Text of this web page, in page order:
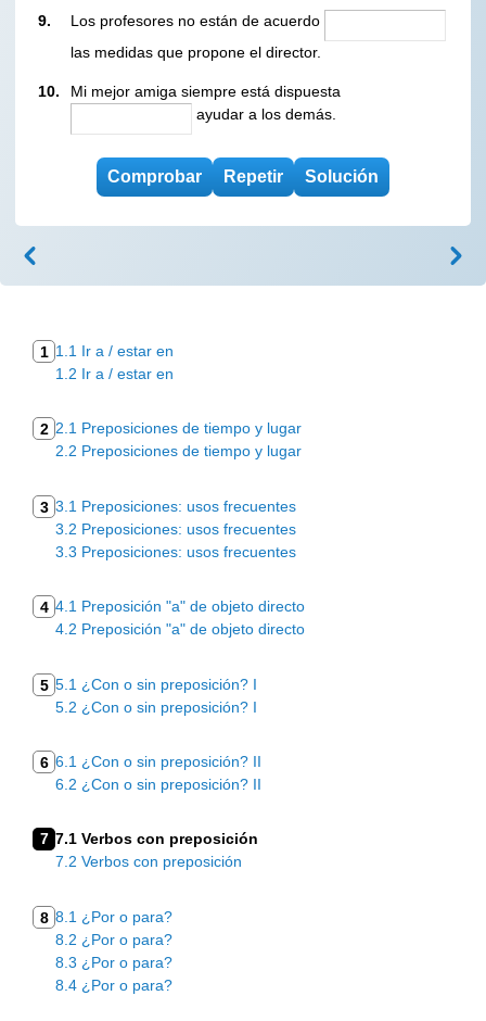
9.
Los profesores no están de acuerdo
las medidas que propone el director.
10.
Mi mejor amiga siempre está dispuesta
ayudar a los demás.
1 1.1 Ir a / estar en
1.2 Ir a / estar en
2 2.1 Preposiciones de tiempo y lugar
2.2 Preposiciones de tiempo y lugar
3 3.1 Preposiciones: usos frecuentes
3.2 Preposiciones: usos frecuentes
3.3 Preposiciones: usos frecuentes
4 4.1 Preposición "a" de objeto directo
4.2 Preposición "a" de objeto directo
5 5.1 ¿Con o sin preposición? I
5.2 ¿Con o sin preposición? I
6 6.1 ¿Con o sin preposición? II
6.2 ¿Con o sin preposición? II
7 7.1 Verbos con preposición
7.2 Verbos con preposición
8 8.1 ¿Por o para?
8.2 ¿Por o para?
8.3 ¿Por o para?
8.4 ¿Por o para?